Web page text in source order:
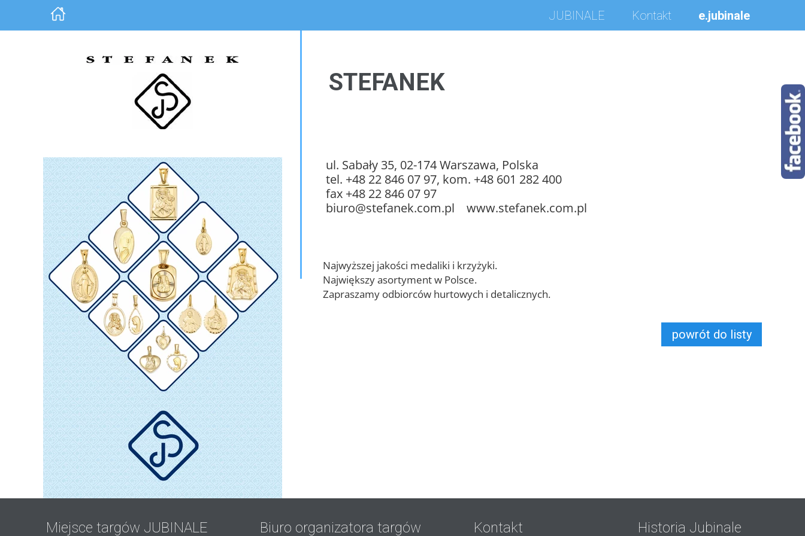
Najwyższej jakości medaliki i krzyżyki.
Największy asortyment w Polsce.
Zapraszamy odbiorców hurtowych i detalicznych.
JUBINALE Kontakt e.jubinale
powrót do listy
STEFANEK
ul. Sabały 35, 02-174 Warszawa, Polska
tel. +48 22 846 07 97, kom. +48 601 282 400
fax +48 22 846 07 97
biuro@stefanek.com.pl www.stefanek.com.pl
Historia Jubinale
Kontakt
Biuro organizatora targów
Miejsce targów JUBINALE